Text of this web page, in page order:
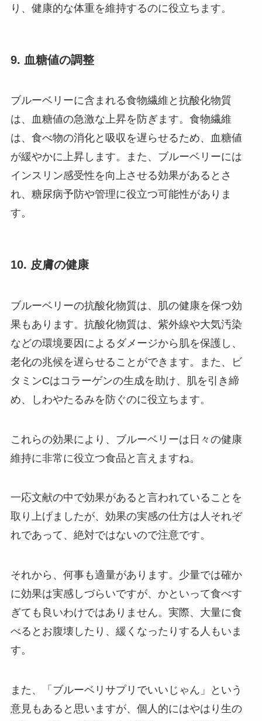
り、健康的な体重を維持するのに役立ちます。
9. 血糖値の調整
ブルーベリーに含まれる食物繊維と抗酸化物質
は、血糖値の急激な上昇を防ぎます。食物繊維
は、食べ物の消化と吸収を遅らせるため、血糖値
が緩やかに上昇します。また、ブルーベリーには
インスリン感受性を向上させる効果があるとさ
れ、糖尿病予防や管理に役立つ可能性がありま
す。
10. 皮膚の健康
ブルーベリーの抗酸化物質は、肌の健康を保つ効
果もあります。抗酸化物質は、紫外線や大気汚染
などの環境要因によるダメージから肌を保護し、
老化の兆候を遅らせることができます。また、ビ
タミンCはコラーゲンの生成を助け、肌を引き締
め、しわやたるみを防ぐのに役立ちます。
これらの効果により、ブルーベリーは日々の健康
維持に非常に役立つ食品と言えますね。
一応文献の中で効果があると言われていることを
取り上げましたが、効果の実感の仕方は人それぞ
れであって、絶対ではないので注意です。
それから、何事も適量があります。少量では確か
に効果は実感しづらいですが、かといって食べす
ぎても良いわけではありません。実際、大量に食
べるとお腹壊したり、緩くなったりする人もいま
す。
また、「ブルーベリサプリでいいじゃん」という
意見もあると思いますが、個人的にはやはり生の